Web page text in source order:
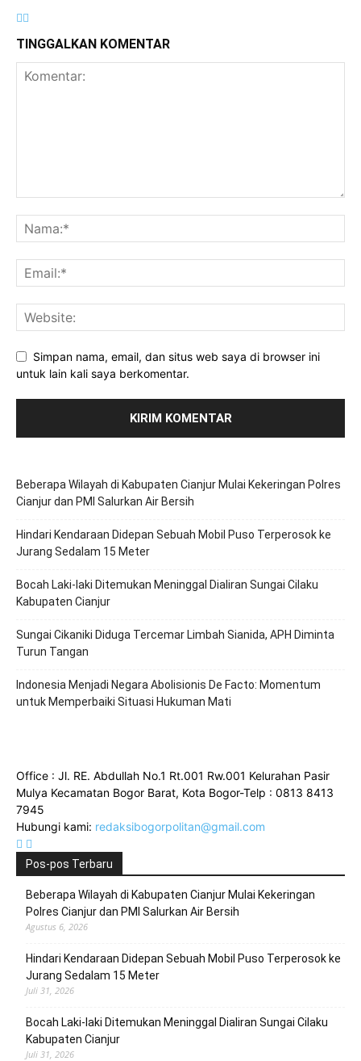
TINGGALKAN KOMENTAR
Simpan nama, email, dan situs web saya di browser ini
untuk lain kali saya berkomentar.
Beberapa Wilayah di Kabupaten Cianjur Mulai Kekeringan Polres
Cianjur dan PMI Salurkan Air Bersih
Hindari Kendaraan Didepan Sebuah Mobil Puso Terperosok ke
Jurang Sedalam 15 Meter
Bocah Laki-laki Ditemukan Meninggal Dialiran Sungai Cilaku
Kabupaten Cianjur
Sungai Cikaniki Diduga Tercemar Limbah Sianida, APH Diminta
Turun Tangan
‎Indonesia Menjadi Negara Abolisionis De Facto: Momentum
untuk Memperbaiki Situasi Hukuman Mati
Office : Jl. RE. Abdullah No.1 Rt.001 Rw.001 Kelurahan Pasir
Mulya Kecamatan Bogor Barat, Kota Bogor-Telp : 0813 8413
7945
Hubungi kami: redaksibogorpolitan@gmail.com
Pos-pos Terbaru
Beberapa Wilayah di Kabupaten Cianjur Mulai Kekeringan
Polres Cianjur dan PMI Salurkan Air Bersih
Agustus 6, 2026
Hindari Kendaraan Didepan Sebuah Mobil Puso Terperosok ke
Jurang Sedalam 15 Meter
Juli 31, 2026
Bocah Laki-laki Ditemukan Meninggal Dialiran Sungai Cilaku
Kabupaten Cianjur
Juli 31, 2026